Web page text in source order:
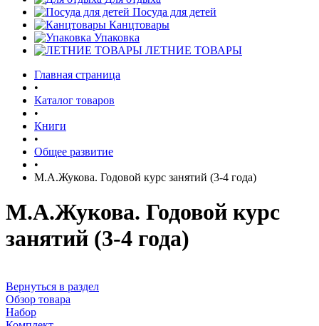
Посуда для детей
Канцтовары
Упаковка
ЛЕТНИЕ ТОВАРЫ
Главная страница
•
Каталог товаров
•
Книги
•
Общее развитие
•
М.А.Жукова. Годовой курс занятий (3-4 года)
М.А.Жукова. Годовой курс
занятий (3-4 года)
Вернуться в раздел
Обзор товара
Набор